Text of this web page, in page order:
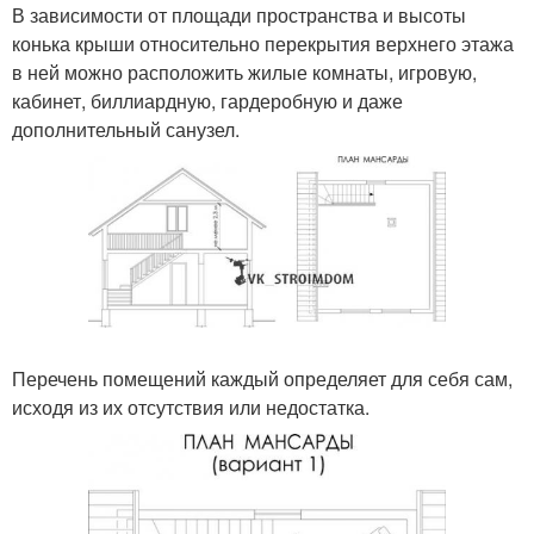
В зависимости от площади пространства и высоты
конька крыши относительно перекрытия верхнего этажа
в ней можно расположить жилые комнаты, игровую,
кабинет, биллиардную, гардеробную и даже
дополнительный санузел.
Перечень помещений каждый определяет для себя сам,
исходя из их отсутствия или недостатка.